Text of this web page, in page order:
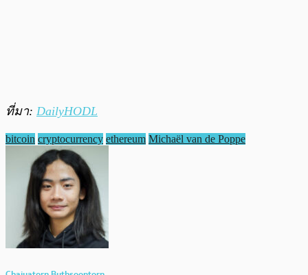
ที่มา: DailyHODL
bitcoin cryptocurrency ethereum Michaël van de Poppe